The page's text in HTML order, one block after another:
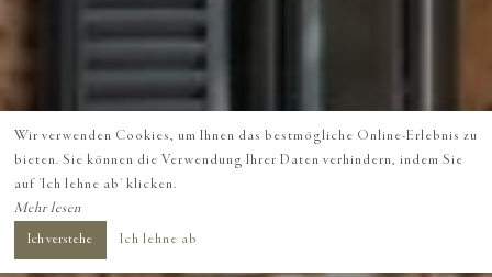
Wir verwenden Cookies, um Ihnen das bestmögliche Online-Erlebnis zu
bieten. Sie können die Verwendung Ihrer Daten verhindern, indem Sie
auf 'Ich lehne ab' klicken.
Mehr lesen
Ich verstehe Ich lehne ab